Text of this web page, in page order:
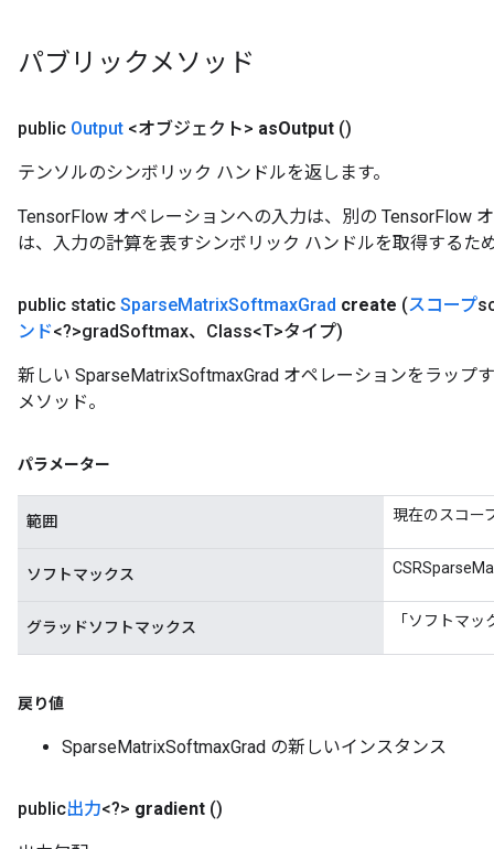
パブリックメソッド
public Output <オブジェクト> asOutput ()
テンソルのシンボリック ハンドルを返します。
TensorFlow オペレーションへの入力は、別の TensorFlow
は、入力の計算を表すシンボリック ハンドルを取得するた
public static SparseMatrixSoftmaxGrad create (スコープ
ンド<?>gradSoftmax、Class<T>タイプ)
新しい SparseMatrixSoftmaxGrad オペレーションをラップ
メソッド。
パラメーター
範囲 現在のスコー
ソフトマックス
グラッドソフトマックス 「ソフトマ
戻り値
SparseMatrixSoftmaxGrad の新しいインスタンス
public出力<?> gradient ()